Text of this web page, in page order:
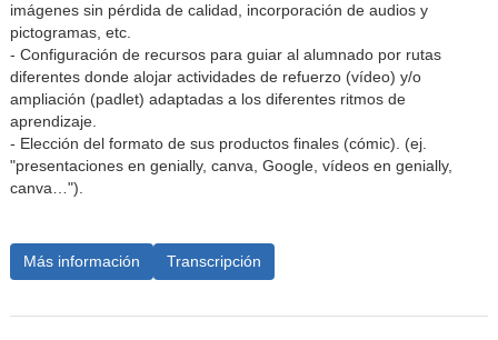
imágenes sin pérdida de calidad, incorporación de audios y
pictogramas, etc.
- Configuración de recursos para guiar al alumnado por rutas
diferentes donde alojar actividades de refuerzo (vídeo) y/o
ampliación (padlet) adaptadas a los diferentes ritmos de
aprendizaje.
- Elección del formato de sus productos finales (cómic). (ej.
"presentaciones en genially, canva, Google, vídeos en genially,
canva…").
Más información Transcripción